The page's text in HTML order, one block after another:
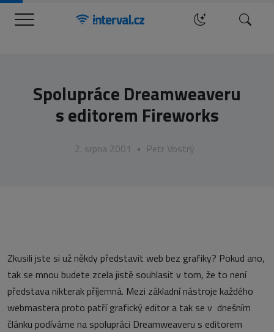
Menu Hledat
Spolupráce Dreamweaveru
s editorem Fireworks
2. srpna 2001 • Petr Vostrý
Zkusili jste si už někdy představit web bez grafiky? Pokud ano,
tak se mnou budete zcela jistě souhlasit v tom, že to není
představa nikterak příjemná. Mezi základní nástroje každého
webmastera proto patří grafický editor a tak se v dnešním
článku podíváme na spolupráci Dreamweaveru s editorem